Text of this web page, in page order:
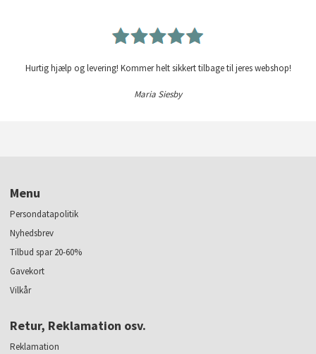
Hurtig hjælp og levering! Kommer helt sikkert tilbage til jeres webshop!
Maria Siesby
Menu
Persondatapolitik
Nyhedsbrev
Tilbud spar 20-60%
Gavekort
Vilkår
Retur, Reklamation osv.
Reklamation